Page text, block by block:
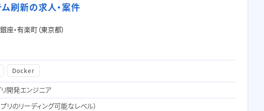
刷新の求人・案件
銀座・有楽町（東京都）
Docker
開発エンジニア
のリーディング可能なレベル）